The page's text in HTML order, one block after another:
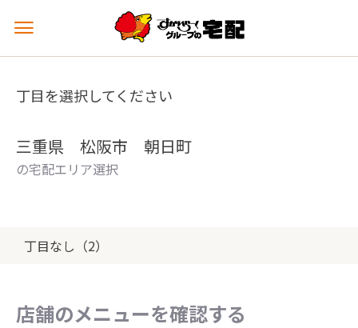
メ
ュ
を
丁目を選択してください
三重県 松阪市 朝日町
の宅配エリア選択
丁目なし（2）
店舗のメニューを確認する